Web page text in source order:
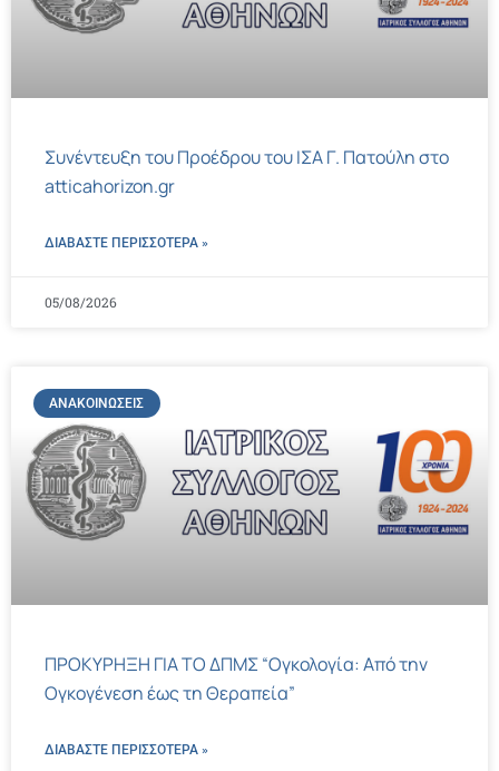
Συνέντευξη του Προέδρου του ΙΣΑ Γ. Πατούλη στο
atticahorizon.gr
ΔΙΑΒΑΣΤΕ ΠΕΡΙΣΣΌΤΕΡΑ »
05/08/2026
ΑΝΑΚΟΙΝΏΣΕΙΣ
ΠΡΟΚΥΡΗΞΗ ΓΙΑ ΤΟ ΔΠΜΣ “Ογκολογία: Από την
Ογκογένεση έως τη Θεραπεία”
ΔΙΑΒΑΣΤΕ ΠΕΡΙΣΣΌΤΕΡΑ »